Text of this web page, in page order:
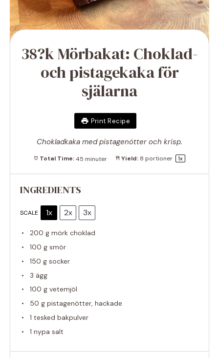
38?k Mörbakat: Choklad-
och pistagekaka för
själarna
Print Recipe
Chokladkaka med pistagenötter och krisp.
Total Time: 45 minuter Yield: 8 portioner 1x
INGREDIENTS
SCALE 1x 2x 3x
200 g mörk choklad
100 g smör
150 g socker
3 ägg
100 g vetemjöl
50 g pistagenötter, hackade
1 tesked bakpulver
1 nypa salt